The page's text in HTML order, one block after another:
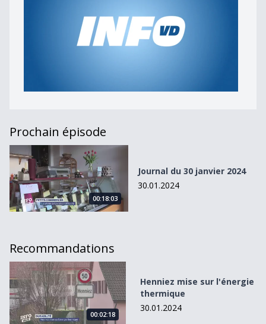
Prochain épisode
Journal du 30 janvier 2024
00:18:03
Journal du 30 janvier 2024
30.01.2024
Recommandations
Henniez mise sur l&#039;énergie thermique
00:02:18
Henniez mise sur l'énergie
thermique
30.01.2024